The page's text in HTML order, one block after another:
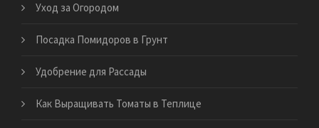
Уход за Огородом
Посадка Помидоров в Грунт
Удобрение для Рассады
Как Выращивать Томаты в Теплице